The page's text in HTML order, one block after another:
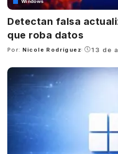
Windows
Detectan falsa
que roba datos
Posted
Por: Nicole Rodríguez 13 de